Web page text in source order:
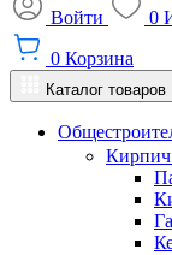
Войти
0
0 Корзина
Каталог товаров
Кирпич